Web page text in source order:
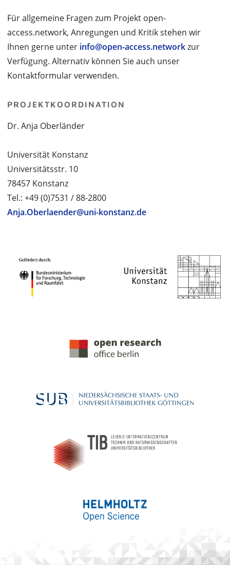
Für allgemeine Fragen zum Projekt open-
access.network, Anregungen und Kritik stehen wir
Ihnen gerne unter info@open-access.networkzur
Verfügung. Alternativ können Sie auch unser
Kontaktformular verwenden.
PROJEKTKOORDINATION
Dr. Anja Oberländer
Universität Konstanz
Universitätsstr. 10
78457 Konstanz
Tel.: +49 (0)7531 / 88-2800
Anja.Oberlaender@uni-konstanz.de